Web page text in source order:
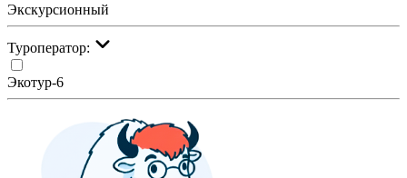
Экскурсионный
Туроператор:
Экотур-6